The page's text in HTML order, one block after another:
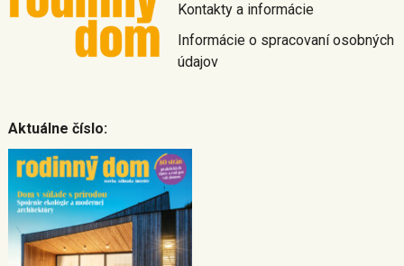
Kontakty a informácie
Informácie o spracovaní osobných
údajov
Aktuálne číslo: